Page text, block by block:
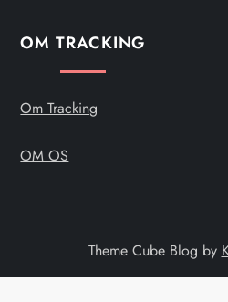
OM TRACKING
Om Tracking
OM OS
Theme Cube Blog by